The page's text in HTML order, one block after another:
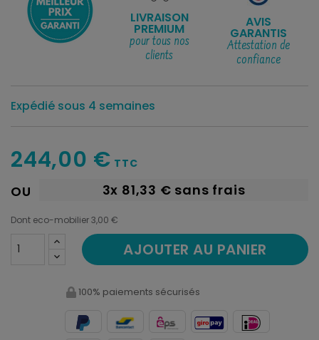
LIVRAISON
PREMIUM
pour tous nos
clients
AVIS
GARANTIS
Attestation de
confiance
Expédié sous 4 semaines
244,00 € TTC
OU 3x 81,33 € sans frais
Dont eco-mobilier 3,00 €
AJOUTER AU PANIER
100% paiements sécurisés